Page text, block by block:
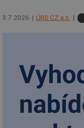
3.7.2026 ÚRS CZ a.s.